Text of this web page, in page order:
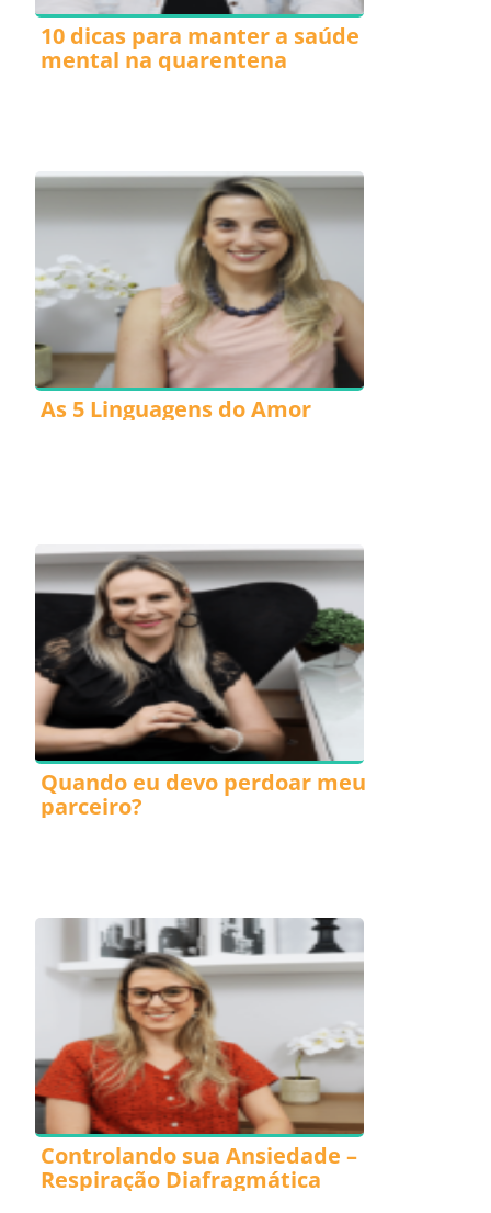
10 dicas para manter a saúde
mental na quarentena
As 5 Linguagens do Amor
Quando eu devo perdoar meu
parceiro?
Controlando sua Ansiedade –
Respiração Diafragmática